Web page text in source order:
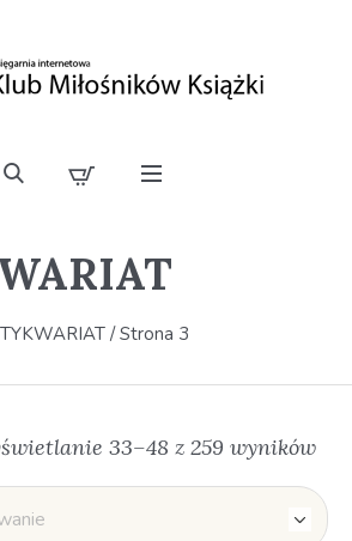
/ Strona 3
33–48 z 259 wyników